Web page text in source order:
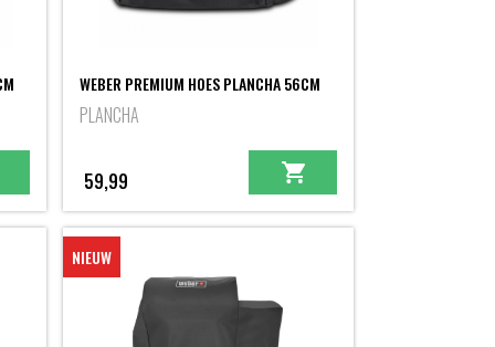
WEBER PREMIUM HOES PLANCHA 56CM
PLANCHA
59,99
NIEUW